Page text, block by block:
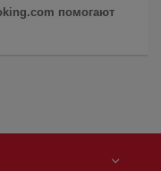
помогают